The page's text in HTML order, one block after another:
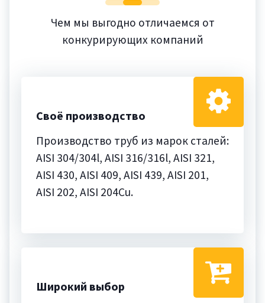
Чем мы выгодно отличаемся от
конкурирующих компаний
Своё производство
Производство труб из марок сталей:
AISI 304/304l, AISI 316/316l, AISI 321,
AISI 430, AISI 409, AISI 439, AISI 201,
AISI 202, AISI 204Cu.
Широкий выбор